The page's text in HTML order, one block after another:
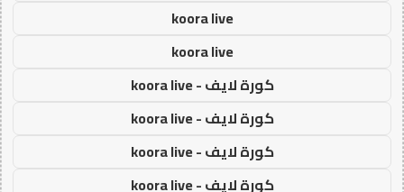
koora live
koora live
كورة لايف - koora live
كورة لايف - koora live
كورة لايف - koora live
كورة لايف - koora live